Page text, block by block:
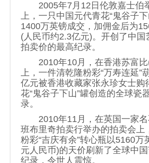
2005年7月12日伦敦嘉士伯
上，一只中国元代青花“鬼谷子
1400万英镑成交，加佣金后为
(人民币约2.3亿元)。开创了中国
拍卖价的最高纪录。
2010年10月，在香港苏富比
上，一件清乾隆粉彩“万寿连延”
亿元被香港收藏家张永珍女士购
花“鬼谷子下山”罐创造的全球瓷
录。
2010年11月，在英国一家名
班布里奇拍卖行举办的拍卖会上
粉彩“吉庆有余”转心瓶以5160万
元人民币)的天价刷新了全球中
纪录，令世人震惊。